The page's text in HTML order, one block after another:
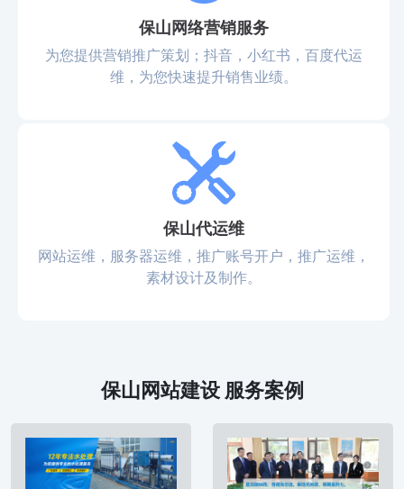
保山网络营销服务
为您提供营销推广策划；抖音，小红书，百度代运
维，为您快速提升销售业绩。
保山代运维
网站运维，服务器运维，推广账号开户，推广运维，
素材设计及制作。
保山网站建设 服务案例